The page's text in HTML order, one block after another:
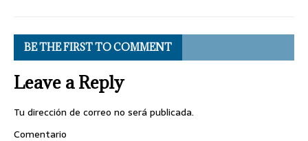
BE THE FIRST TO COMMENT
Leave a Reply
Tu dirección de correo no será publicada.
Comentario